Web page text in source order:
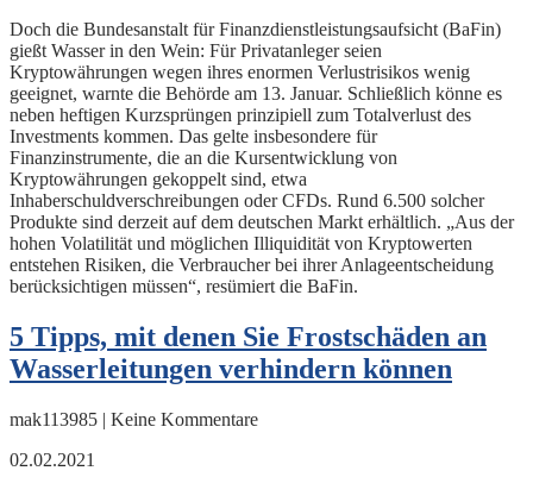
Doch die Bundesanstalt für Finanzdienstleistungsaufsicht (BaFin)
gießt Wasser in den Wein: Für Privatanleger seien
Kryptowährungen wegen ihres enormen Verlustrisikos wenig
geeignet, warnte die Behörde am 13. Januar. Schließlich könne es
neben heftigen Kurzsprüngen prinzipiell zum Totalverlust des
Investments kommen. Das gelte insbesondere für
Finanzinstrumente, die an die Kursentwicklung von
Kryptowährungen gekoppelt sind, etwa
Inhaberschuldverschreibungen oder CFDs. Rund 6.500 solcher
Produkte sind derzeit auf dem deutschen Markt erhältlich. „Aus der
hohen Volatilität und möglichen Illiquidität von Kryptowerten
entstehen Risiken, die Verbraucher bei ihrer Anlageentscheidung
berücksichtigen müssen“, resümiert die BaFin.
5 Tipps, mit denen Sie Frostschäden an
Wasserleitungen verhindern können
mak113985 | Keine Kommentare
02.02.2021